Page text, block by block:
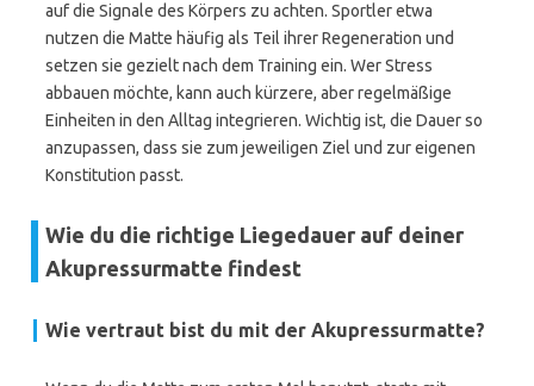
auf die Signale des Körpers zu achten. Sportler etwa
nutzen die Matte häufig als Teil ihrer Regeneration und
setzen sie gezielt nach dem Training ein. Wer Stress
abbauen möchte, kann auch kürzere, aber regelmäßige
Einheiten in den Alltag integrieren. Wichtig ist, die Dauer so
anzupassen, dass sie zum jeweiligen Ziel und zur eigenen
Konstitution passt.
Wie du die richtige Liegedauer auf deiner
Akupressurmatte findest
Wie vertraut bist du mit der Akupressurmatte?